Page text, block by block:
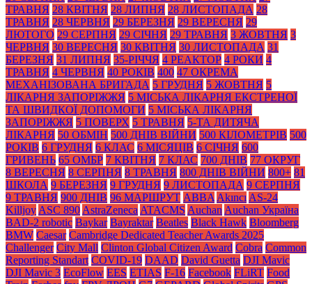
ТРАВНЯ 28 КВІТНЯ 28 ЛИПНЯ 28 ЛИСТОПАДА 28
ТРАВНЯ 28 ЧЕРВНЯ 29 БЕРЕЗНЯ 29 ВЕРЕСНЯ 29
ЛЮТОГО 29 СЕРПНЯ 29 СІЧНЯ 29 ТРАВНЯ 3 ЖОВТНЯ 3
ЧЕРВНЯ 30 ВЕРЕСНЯ 30 КВІТНЯ 30 ЛИСТОПАДА 31
БЕРЕЗНЯ 31 ЛИПНЯ 35-РІЧЧЯ 4 РЕАКТОР 4 РОКИ 4
ТРАВНЯ 4 ЧЕРВНЯ 40 РОКІВ 400 47 ОКРЕМА
МЕХАНІЗОВАНА БРИГАДА 5 ГРУДНЯ 5 ЖОВТНЯ 5
ЛІКАРНЯ ЗАПОРІЖЖЯ 5 МІСЬКА ЛІКАРНЯ ЕКСТРЕНОЇ
ТА ШВИДКОЇ ДОПОМОГИ 5 МІСЬКА ЛІКАРНЯ
ЗАПОРІЖЖЯ 5 ПОВЕРХ 5 ТРАВНЯ 5-ТА ДИТЯЧА
ЛІКАРНЯ 50 ОБМІН 500 ДНІВ ВІЙНИ 500 КІЛОМЕТРІВ 500
РОКІВ 6 ГРУДНЯ 6 КЛАС 6 МІСЯЦІВ 6 СІЧНЯ 600
ГРИВЕНЬ 65 ОМБР 7 КВІТНЯ 7 КЛАС 700 ДНІВ 77 ОКРУГ
8 ВЕРЕСНЯ 8 СЕРПНЯ 8 ТРАВНЯ 800 ДНІВ ВІЙНИ 800+ 81
ШКОЛА 9 БЕРЕЗНЯ 9 ГРУДНЯ 9 ЛИСТОПАДА 9 СЕРПНЯ
9 ТРАВНЯ 900 ДНІВ 96 МАРШРУТ ABBA Akıncı AS-24
Killjoy ASC 890 AstraZeneca ATACMS Auchan Auchan Україна
BAD-2 robotic Baykar Bayraktar Beatles Black Нawk Bloomberg
BMW Caesar Cambridge Dedicated Teacher Awards 2025
Challenger City Mall Clinton Global Citizen Award Cobra Common
Reporting Standart COVID-19 DAAD David Guetta DJI Mavic
DJI Mavic 3 EcoFlow EES ETIAS F-16 Facebook FLiRT Food